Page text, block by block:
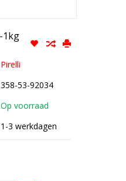
1kg
Pirelli
358-53-92034
Op voorraad
1-3 werkdagen